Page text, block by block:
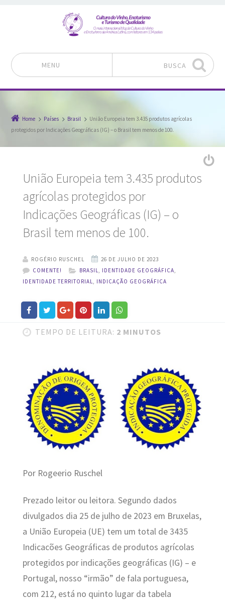
MENU BUSCA
Home Países Brasil
União Europeia tem 3.435 produtos agrícolas
protegidos por Indicações Geográficas (IG) – o Brasil tem menos de 100.
União Europeia tem 3.435 produtos
agrícolas protegidos por
Indicações Geográficas (IG) – o
Brasil tem menos de 100.
ROGÉRIO RUSCHEL
COMENTE!
BRASIL IDENTIDADE GEOGRÁFICA
IDENTIDADE TERRITORIAL
INDICAÇÃO GEOGRÁFICA
TEMPO DE LEITURA: 2 MINUTOS
Por Rogeerio Ruschel
Prezado leitor ou leitora. Segundo dados
divulgados dia 25 de julho de 2023 em Bruxelas,
a União Europeia (UE) tem um total de 3435
Indicacões Geográficas de produtos agrícolas
protegidos por indicações geográficas (IG) – e
Portugal, nosso “irmão” de fala portuguesa,
com 212, está no quinto lugar da tabela